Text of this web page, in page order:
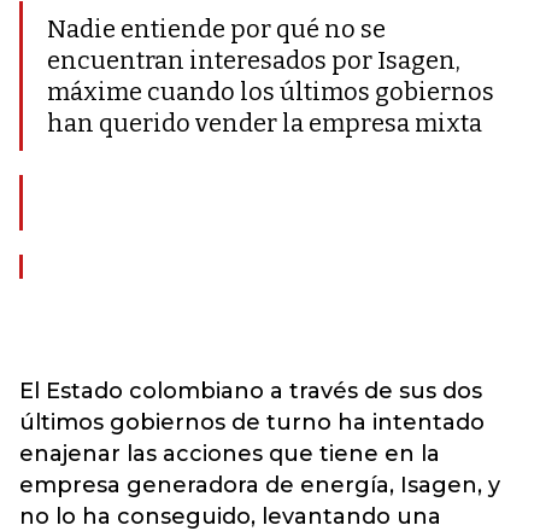
Nadie entiende por qué no se
encuentran interesados por Isagen,
máxime cuando los últimos gobiernos
han querido vender la empresa mixta
El Estado colombiano a través de sus dos
últimos gobiernos de turno ha intentado
enajenar las acciones que tiene en la
empresa generadora de energía, Isagen, y
no lo ha conseguido, levantando una